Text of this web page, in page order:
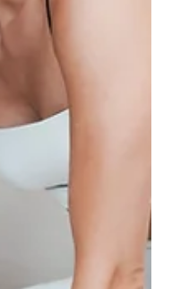
von Vela
Pilates Studio in Telgte zu
Training oder ein Glas